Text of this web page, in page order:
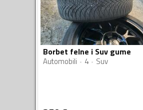
Borbet felne i Suv gume
Automobili 4 Suv